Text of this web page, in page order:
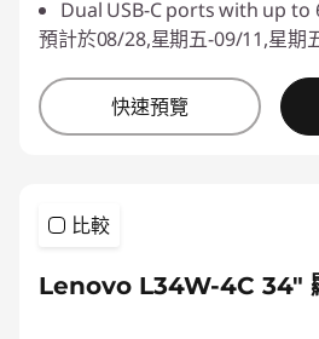
Dual USB-C ports with up
預計於08/28,星期五-09/11,星期
快速預覽
比較
Lenovo L34W-4C 34"